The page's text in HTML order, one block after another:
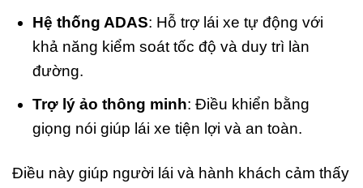
Hệ thống ADAS: Hỗ trợ lái xe tự động với
khả năng kiểm soát tốc độ và duy trì làn
đường.
Trợ lý ảo thông minh: Điều khiển bằng
giọng nói giúp lái xe tiện lợi và an toàn.
Điều này giúp người lái và hành khách cảm thấy